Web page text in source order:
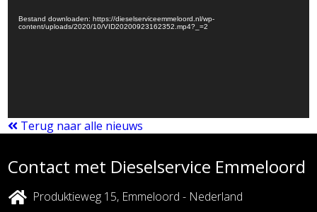
Bestand downloaden: https://dieselserviceemmeloord.nl/wp-
content/uploads/2020/10/VID20200923162352.mp4?_=2
Terug naar alle nieuws
Contact met Dieselservice Emmeloord
Produktieweg 15, Emmeloord - Nederland